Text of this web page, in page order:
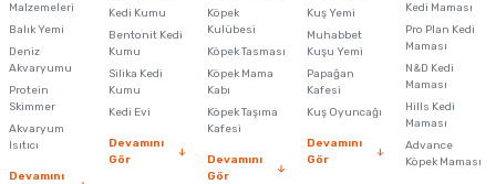
Ürün resmi kalitesiz, bozuk veya görüntülenemiyor.
Ürün açıklamasında eksik bilgiler bulunuyor.
Ürün bilgilerinde hatalar bulunuyor.
Ürün fiyatı diğer sitelerden daha pahalı.
Bu ürüne benzer farklı alternatifler olmalı.
Malzemeleri
Balık Yemi
Deniz
Akvaryumu
Protein
Skimmer
Akvaryum
Isıtıcı
Devamını
Kedi Kumu
Bentonit Kedi
Kumu
Silika Kedi
Kumu
Kedi Evi
Devamını
Gör
Köpek
Kulübesi
Köpek Tasması
Köpek Mama
Kabı
Köpek Taşıma
Kafesi
Devamını
Gör
Kuş Yemi
Muhabbet
Kuşu Yemi
Papağan
Kafesi
Kuş Oyuncağı
Devamını
Gör
Kedi Maması
Pro Plan Kedi
Maması
N&D Kedi
Maması
Hills Kedi
Maması
Advance
Köpek Maması